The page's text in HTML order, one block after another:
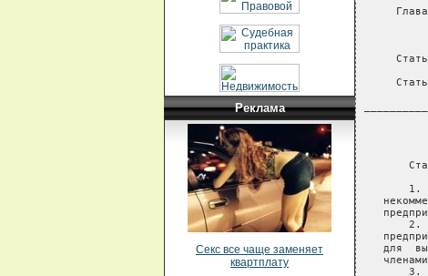
Реклама
Секс все чаще заменяет
квартплату